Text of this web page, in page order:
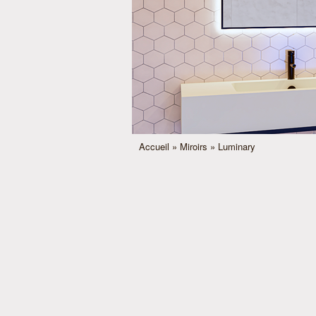
Accueil » Miroirs » Luminary